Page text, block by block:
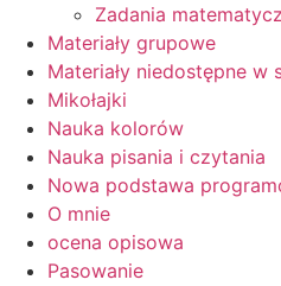
Zadania
Materiały grupowe
Materiały niedostępne w
Mikołajki
Nauka kolorów
Nauka pisania i czytania
Nowa podstawa
O mnie
ocena opisowa
Pasowanie